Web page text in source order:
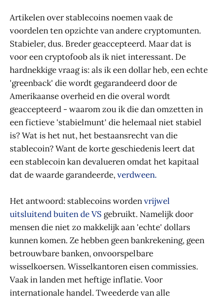
Artikelen over stablecoins noemen vaak de
voordelen ten opzichte van andere cryptomunten.
Stabieler, dus. Breder geaccepteerd. Maar dat is
voor een cryptofoob als ik niet interessant. De
hardnekkige vraag is: als ik een dollar heb, een echte
'greenback' die wordt gegarandeerd door de
Amerikaanse overheid en die overal wordt
geaccepteerd - waarom zou ik die dan omzetten in
een fictieve 'stabielmunt' die helemaal niet stabiel
is? Wat is het nut, het bestaansrecht van die
stablecoin? Want de korte geschiedenis leert dat
een stablecoin kan devalueren omdat het kapitaal
dat de waarde garandeerde,verdween.
Het antwoord: stablecoins wordenvrijwel
uitsluitend buiten de VS gebruikt. Namelijk door
mensen die niet zo makkelijk aan 'echte' dollars
kunnen komen. Ze hebben geen bankrekening, geen
betrouwbare banken, onvoorspelbare
wisselkoersen. Wisselkantoren eisen commissies.
Vaak in landen met heftige inflatie. Voor
internationale handel. Tweederde van alle